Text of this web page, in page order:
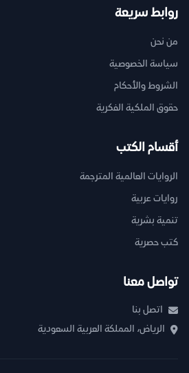
روابط سريعة
من نحن
سياسة الخصوصية
الشروط والأحكام
حقوق الملكية الفكرية
أقسام الكتب
الروايات العالمية المترجمة
روايات عربية
تنمية بشرية
كتب حصرية
تواصل معنا
اتصل بنا
الرياض، المملكة العربية السعودية